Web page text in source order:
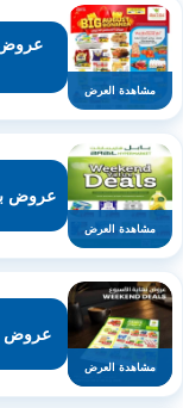
مشاهدة العرض
مشاهدة العرض
عروض بابل
مشاهدة العرض
عروض